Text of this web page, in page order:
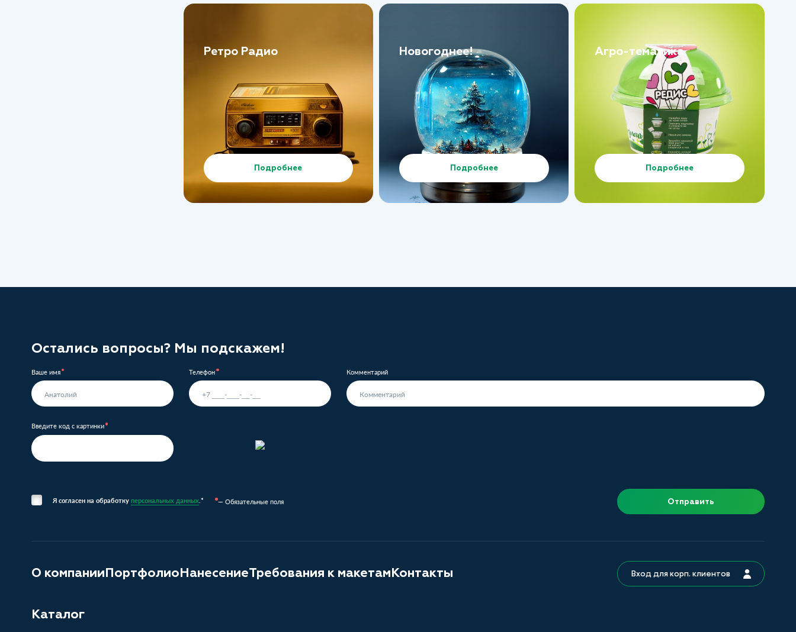
Ретро Радио
Подробнее
Новогоднее!
Подробнее
Агро-тематика
Подробнее
Остались вопросы? Мы подскажем!
Ваше имя Телефон Комментарий
Введите код с картинки
Я согласен на обработку персональных данных.* — Обязательные поля Отправить
О компанииПортфолиоНанесениеТребования к макетамКонтакты
Каталог
Вход для корп. клиентов